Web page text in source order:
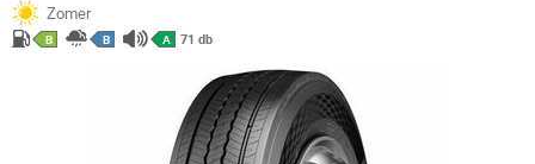
Zomer
B B A 71 db